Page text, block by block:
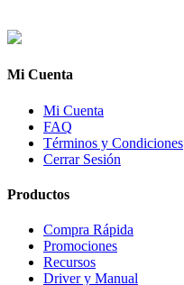
Mi Cuenta
Mi Cuenta
FAQ
Términos y Condiciones
Cerrar Sesión
Productos
Compra Rápida
Promociones
Recursos
Driver y Manual